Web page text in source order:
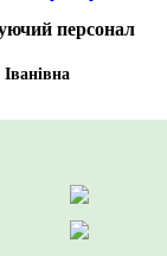
персонал